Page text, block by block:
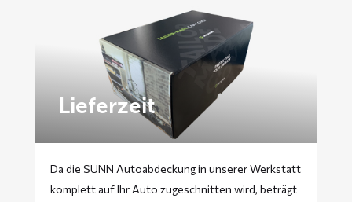
Lieferzeit
Da die SUNN Autoabdeckung in unserer Werkstatt
komplett auf Ihr Auto zugeschnitten wird, beträgt